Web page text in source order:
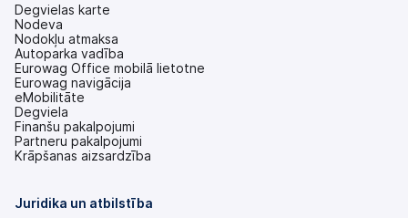
Degvielas karte
Nodeva
Nodokļu atmaksa
Autoparka vadība
Eurowag Office mobilā lietotne
Eurowag navigācija
eMobilitāte
Degviela
Finanšu pakalpojumi
Partneru pakalpojumi
Krāpšanas aizsardzība
Juridika un atbilstība